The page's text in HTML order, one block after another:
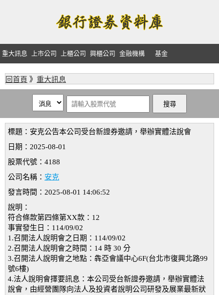
重大訊息 上市公司 上櫃公司 興櫃公司 金融機構 基金
回首頁 》 重大訊息
標題：安克公告本公司受台新證券邀請，舉辦實體法說會
日期：2025-08-01
股票代號：4188
公司名稱： 安克
發言時間：2025-08-01 14:06:52
說明：
符合條款第四條第XX款：12
事實發生日：114/09/02
1.召開法人說明會之日期：114/09/02
2.召開法人說明會之時間：14 時 30 分
3.召開法人說明會之地點：犇亞會議中心6F(台北市復興北路99
號6樓)
4.法人說明會擇要訊息：本公司受台新證券邀請，舉辦實體法
說會，由經營團隊向法人及投資者說明公司研發及展業最新狀